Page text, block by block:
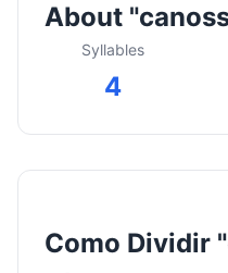
About
Syllables
4
Como Dividir